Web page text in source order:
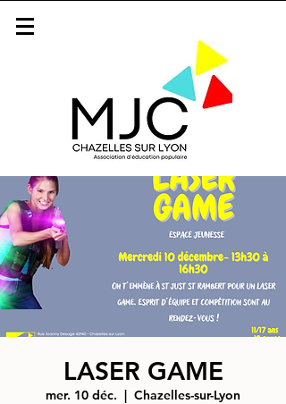
LASER GAME
mer. 10 déc.
  |
Chazelles-sur-Lyon